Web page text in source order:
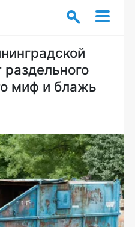
раздельного
миф и блажь